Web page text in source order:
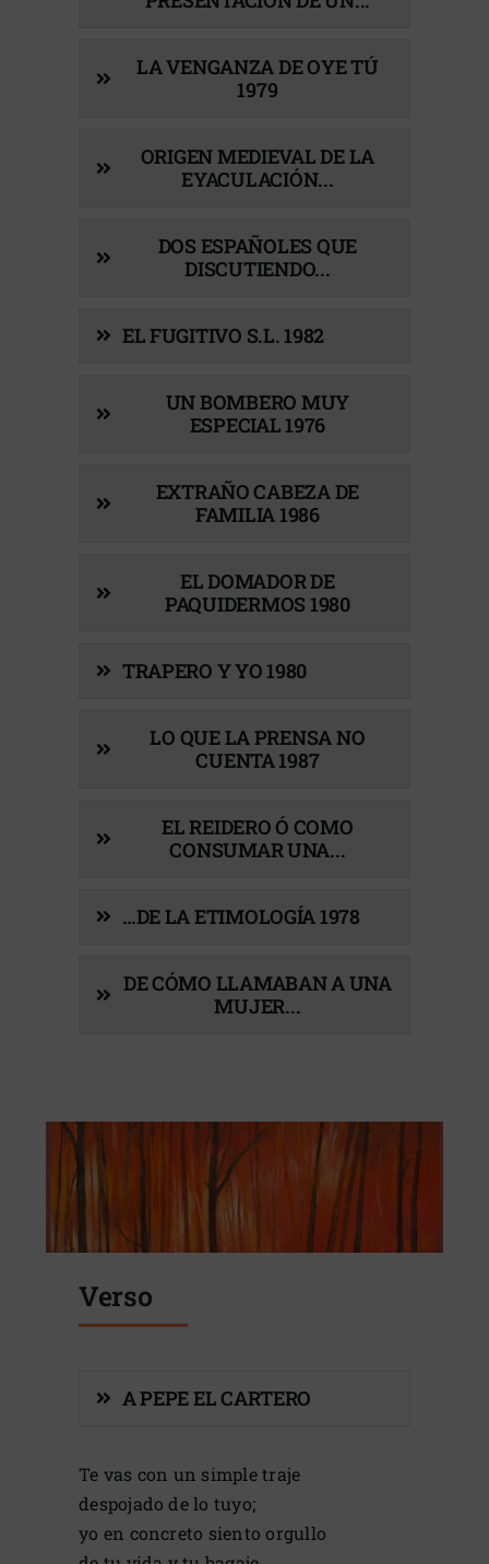
LA VENGANZA DE OYE TÚ
1979
ORIGEN MEDIEVAL DE LA
EYACULACIÓN...
DOS ESPAÑOLES QUE
DISCUTIENDO...
EL FUGITIVO S.L. 1982
UN BOMBERO MUY
ESPECIAL 1976
EXTRAÑO CABEZA DE
FAMILIA 1986
EL DOMADOR DE
PAQUIDERMOS 1980
TRAPERO Y YO 1980
LO QUE LA PRENSA NO
CUENTA 1987
EL REIDERO Ó COMO
CONSUMAR UNA...
…DE LA ETIMOLOGÍA 1978
DE CÓMO LLAMABAN A UNA
MUJER...
Verso
A PEPE EL CARTERO
Te vas con un simple traje
despojado de lo tuyo;
yo en concreto siento orgullo